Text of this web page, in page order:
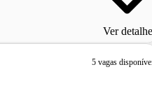
Ver
5 vagas